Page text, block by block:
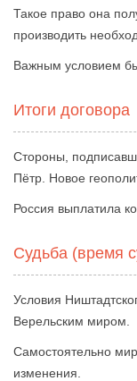
Такое право она
производить
Важным условием
Итоги договора
Стороны,
Пётр. Новое
Россия выплатила
Судьба (время
Условия
Верельским миром.
Самостоятельно
изменения.